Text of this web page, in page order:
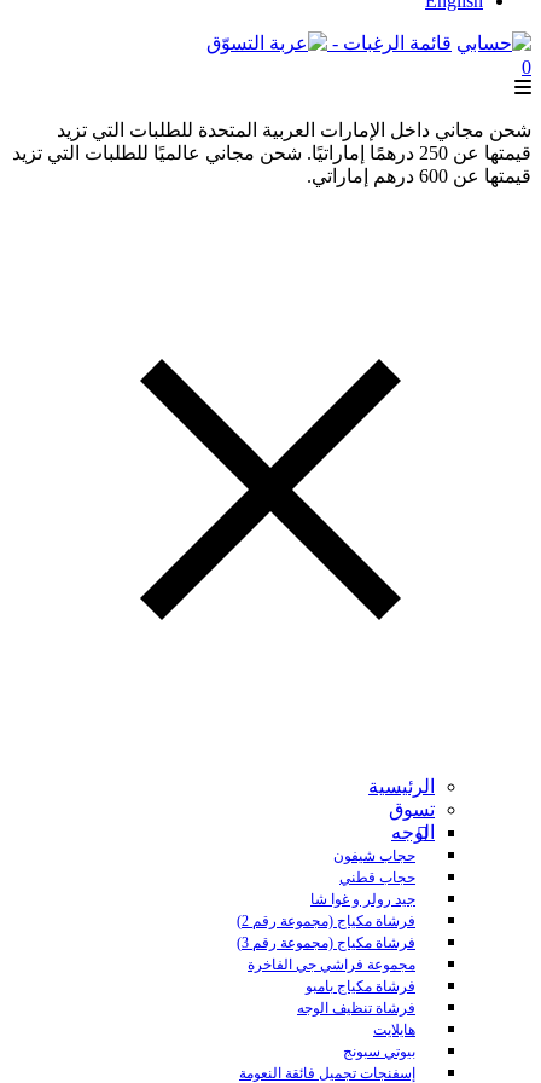
قائمة الرغبات -
0
شحن مجاني داخل الإمارات العربية المتحدة للطلبات التي تزيد
قيمتها عن 250 درهمًا إماراتيًا. شحن مجاني عالميًا للطلبات التي تزيد
قيمتها عن 600 درهم إماراتي.
الرئيسية
تسوق
الوجه
حجاب شيفون
حجاب قطني
جيد رولر و غوا شا
فرشاة مكياج (مجموعة رقم 2)
فرشاة مكياج (مجموعة رقم 3)
مجموعة فراشي جي الفاخرة
فرشاة مكياج بامبو
فرشاة تنظيف الوجه
هايلايت
بيوتي سبونج
إسفنجات تجميل فائقة النعومة